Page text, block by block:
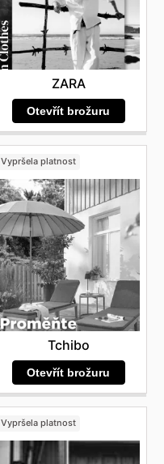
ZARA
Otevřít brožuru
Vypršela platnost
Tchibo
Otevřít brožuru
Vypršela platnost